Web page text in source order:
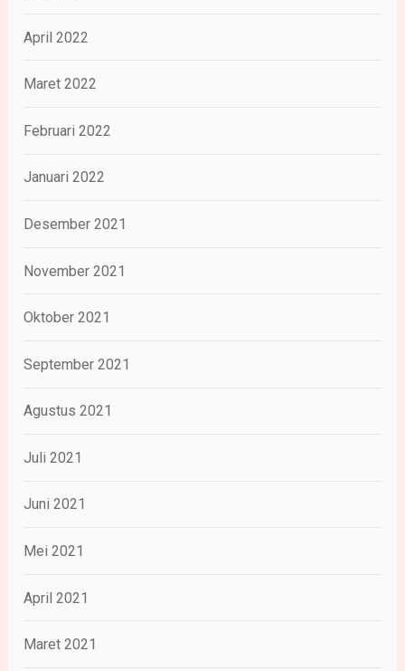
April 2022
Maret 2022
Februari 2022
Januari 2022
Desember 2021
November 2021
Oktober 2021
September 2021
Agustus 2021
Juli 2021
Juni 2021
Mei 2021
April 2021
Maret 2021